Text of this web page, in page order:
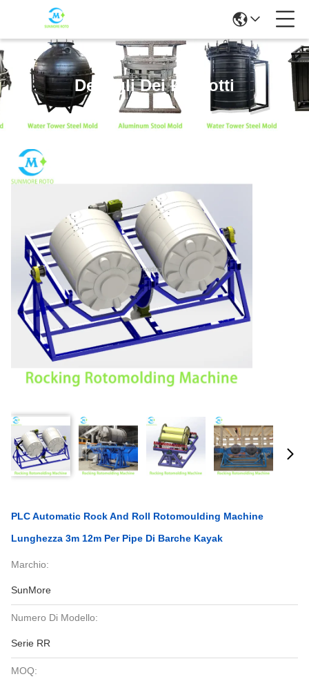
Dettagli Dei Prodotti
PLC Automatic Rock And Roll Rotomoulding Machine
Lunghezza 3m 12m Per Pipe Di Barche Kayak
Marchio:
SunMore
Numero Di Modello:
Serie RR
MOQ: